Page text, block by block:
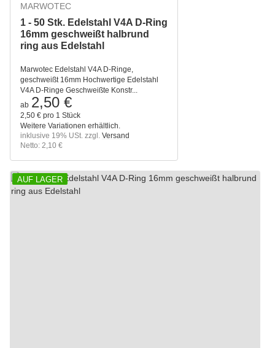
MARWOTEC
1 - 50 Stk. Edelstahl V4A D-Ring
16mm geschweißt halbrund
ring aus Edelstahl
Marwotec Edelstahl V4A D-Ringe,
geschweißt 16mm Hochwertige Edelstahl
V4A D-Ringe Geschweißte Konstr...
ab 2,50 €
2,50 € pro 1 Stück
Weitere Variationen erhältlich.
inklusive 19% USt. zzgl. Versand
Netto: 2,10 €
AUF LAGER